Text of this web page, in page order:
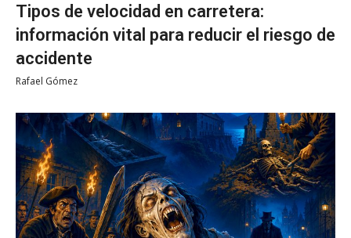
Tipos de velocidad en carretera:
información vital para reducir el riesgo de
accidente
Rafael Gómez